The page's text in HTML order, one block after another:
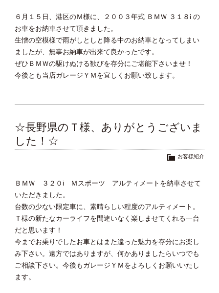
６月１５日、港区のＭ様に、２００３年式 ＢＭＷ ３１８i の
お車をお納車させて頂きました。
生憎の空模様で雨がしとしと降る中のお納車となってしまい
ましたが、無事お納車が出来て良かったです。
ぜひＢＭＷの駆けぬける歓びを存分にご堪能下さいませ！
今後とも当店ガレージＹＭを宜しくお願い致します。
☆長野県のＴ様、ありがとうございま
した！☆
お客様紹介
ＢＭＷ ３２０i Ｍスポーツ アルティメートを納車させて
いただきました。
台数の少ない限定車に、素晴らしい程度のアルティメート。
Ｔ様の新たなカーライフを間違いなく楽しませてくれる一台
だと思います！
今までお乗りでしたお車とはまた違った魅力を存分にお楽し
み下さい。遠方ではありますが、何かありましたらいつでも
ご相談下さい。今後もガレージＹＭをよろしくお願いいたし
ます。